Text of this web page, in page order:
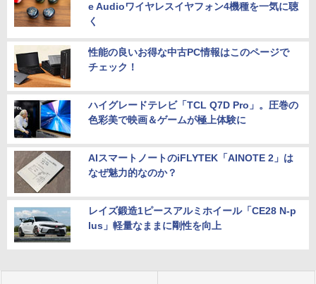
e Audioワイヤレスイヤフォン4機種を一気に聴
く
性能の良いお得な中古PC情報はこのページで
チェック！
ハイグレードテレビ「TCL Q7D Pro」。圧巻の
色彩美で映画＆ゲームが極上体験に
AIスマートノートのiFLYTEK「AINOTE 2」は
なぜ魅力的なのか？
レイズ鍛造1ピースアルミホイール「CE28 N-p
lus」軽量なままに剛性を向上